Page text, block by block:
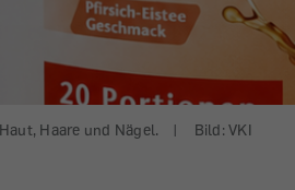
Haare und Nägel. | Bild: VKI